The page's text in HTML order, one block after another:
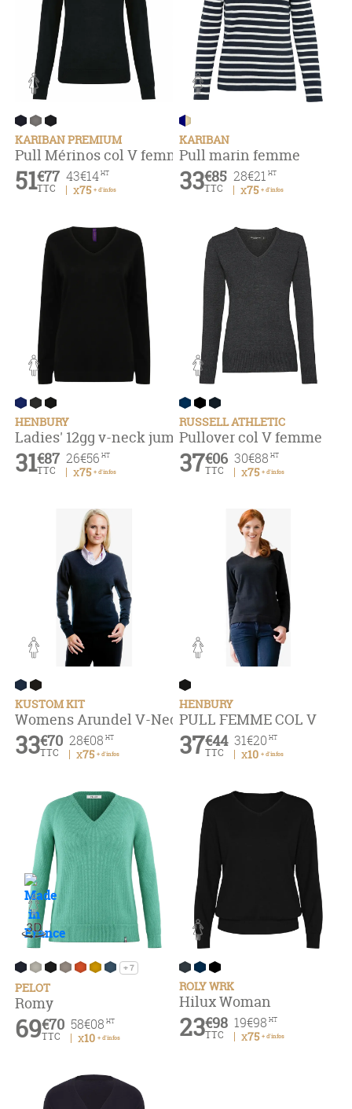
KARIBAN PREMIUM
Pull Mérinos col V femme
43€14 HT
x75 + d'infos
51€77
TTC
KARIBAN
Pull marin femme
28€21 HT
x75 + d'infos
33€85
TTC
HENBURY
Ladies' 12gg v-neck jumper
26€56 HT
x75 + d'infos
31€87
TTC
RUSSELL ATHLETIC
Pullover col V femme
30€88 HT
x75 + d'infos
37€06
TTC
KUSTOM KIT
Womens Arundel V-Neck Sweater
28€08 HT
x75 + d'infos
33€70
TTC
HENBURY
PULL FEMME COL V
31€20 HT
x10 + d'infos
37€44
TTC
+ 7
PELOT
Romy
58€08 HT
x10 + d'infos
69€70
TTC
ROLY WRK
Hilux Woman
19€98 HT
x75 + d'infos
23€98
TTC